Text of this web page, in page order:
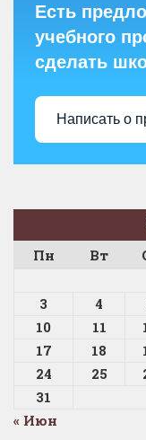
Есть
учебного
сделать
Написать о
Пн
Вт
3
4
10
11
17
18
24
25
31
« Июн